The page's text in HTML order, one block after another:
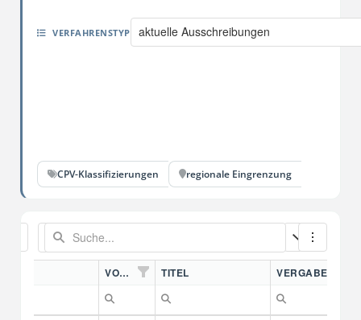
VERFAHRENSTYP aktuelle Ausschreibungen
CPV-Klassifizierungen regionale Eingrenzung
VORDN. TITEL